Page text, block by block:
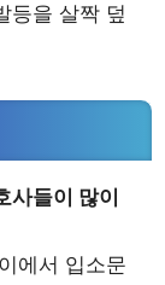
등을 살짝 덮
들이 많이
에서 입소문